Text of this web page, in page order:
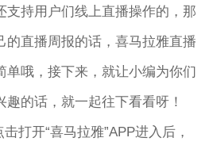
支持用户们线上直播操作的，那
的直播周报的话，喜马拉雅直播
单哦，接下来，就让小编为你们
的话，就一起往下看看呀！
开“喜马拉雅”APP进入后，